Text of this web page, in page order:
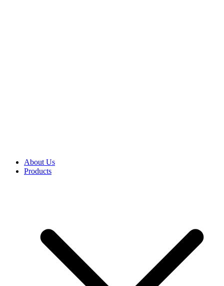
About Us
Products